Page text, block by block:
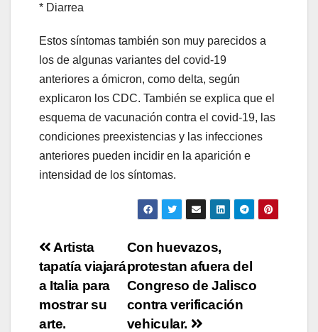
* Diarrea
Estos síntomas también son muy parecidos a
los de algunas variantes del covid-19
anteriores a ómicron, como delta, según
explicaron los CDC. También se explica que el
esquema de vacunación contra el covid-19, las
condiciones preexistencias y las infecciones
anteriores pueden incidir en la aparición e
intensidad de los síntomas.
Navegación
de
entradas
Con huevazos,
protestan afuera del
Congreso de Jalisco
contra verificación
vehicular.
Artista
tapatía viajará
a Italia para
mostrar su
arte.